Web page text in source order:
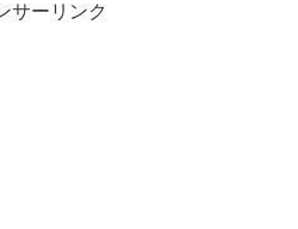
サーリンク